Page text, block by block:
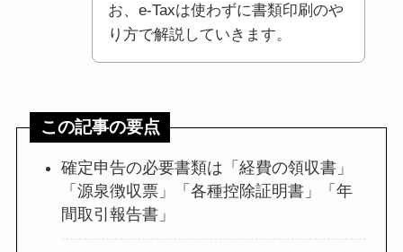
お、e-Taxは使わずに書類印刷のや
り方で解説していきます。
この記事の要点
確定申告の必要書類は「経費の領収書」
「源泉徴収票」「各種控除証明書」「年
間取引報告書」